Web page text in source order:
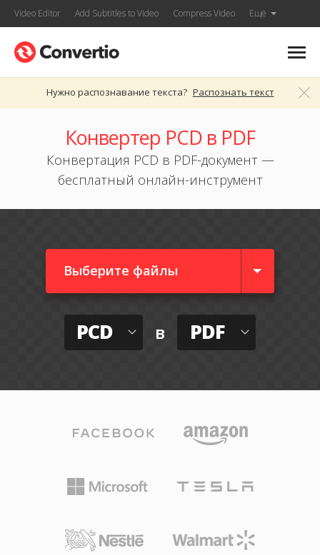
Video Editor Add Subtitles to Video Compress Video Ещё
Нужно распознавание текста? Распознать текст
Конвертер PCD в PDF
Конвертация PCD в PDF-документ —
бесплатный онлайн-инструмент
Выберите файлы
PCD в PDF